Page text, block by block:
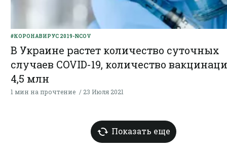
#КОРОНАВИРУС 2019-NCOV
В Украине растет количество суточных
случаев COVID-19, количество
4,5 млн
1 мин на прочтение 23 Июля 2021
Показать еще